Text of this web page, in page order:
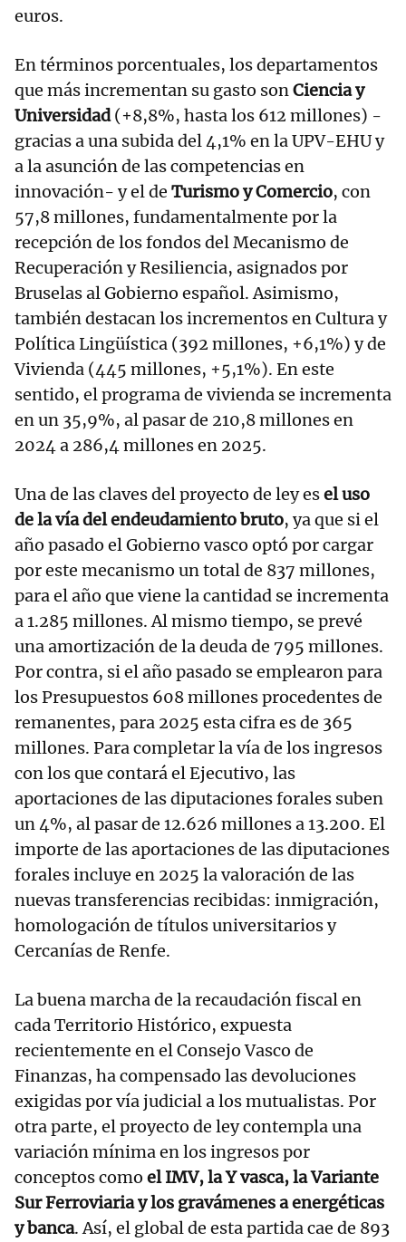
euros.
En términos porcentuales, los departamentos
que más incrementan su gasto sonCiencia y
Universidad(+8,8%, hasta los 612 millones) -
gracias a una subida del 4,1% en la UPV-EHU y
a la asunción de las competencias en
innovación- y el de Turismo y Comercio, con
57,8 millones, fundamentalmente por la
recepción de los fondos del Mecanismo de
Recuperación y Resiliencia, asignados por
Bruselas al Gobierno español. Asimismo,
también destacan los incrementos en Cultura y
Política Lingüística (392 millones, +6,1%) y de
Vivienda (445 millones, +5,1%). En este
sentido, el programa de vivienda se incrementa
en un 35,9%, al pasar de 210,8 millones en
2024 a 286,4 millones en 2025.
Una de las claves del proyecto de ley esel uso
de la vía del endeudamiento bruto, ya que si el
año pasado el Gobierno vasco optó por cargar
por este mecanismo un total de 837 millones,
para el año que viene la cantidad se incrementa
a 1.285 millones. Al mismo tiempo, se prevé
una amortización de la deuda de 795 millones.
Por contra, si el año pasado se emplearon para
los Presupuestos 608 millones procedentes de
remanentes, para 2025 esta cifra es de 365
millones. Para completar la vía de los ingresos
con los que contará el Ejecutivo, las
aportaciones de las diputaciones forales suben
un 4%, al pasar de 12.626 millones a 13.200. El
importe de las aportaciones de las diputaciones
forales incluye en 2025 la valoración de las
nuevas transferencias recibidas: inmigración,
homologación de títulos universitarios y
Cercanías de Renfe.
La buena marcha de la recaudación fiscal en
cada Territorio Histórico, expuesta
recientemente en el Consejo Vasco de
Finanzas, ha compensado las devoluciones
exigidas por vía judicial a los mutualistas. Por
otra parte, el proyecto de ley contempla una
variación mínima en los ingresos por
conceptos como el IMV, la Y vasca, la Variante
Sur Ferroviaria y los gravámenes a energéticas
y banca. Así, el global de esta partida cae de 893